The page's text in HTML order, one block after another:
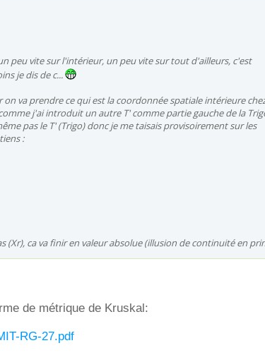
peu vite sur l'intérieur, un peu vite sur tout d'ailleurs, c'est
je dis de c...
va prendre ce qui est la coordonnée spatiale intérieure
j'ai introduit un autre T' comme partie gauche de la
pas le T' (Trigo) donc je me taisais provisoirement sur les
:
(Xr), ca va finir en valeur absolue (illusion de continuité en
de métrique de Kruskal:
RG-27.pdf